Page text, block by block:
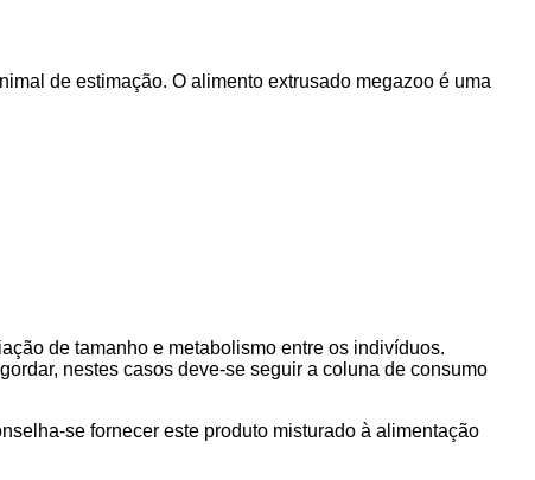
de estimação. O alimento extrusado megazoo é uma
de tamanho e metabolismo entre os indivíduos.
nestes casos deve-se seguir a coluna de consumo
se fornecer este produto misturado à alimentação